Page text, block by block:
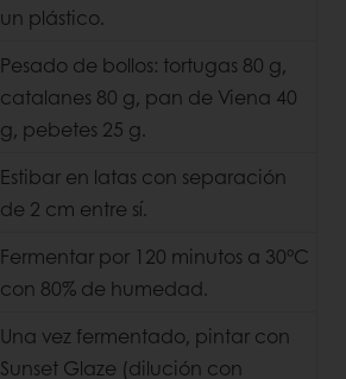
un plástico.
Pesado de bollos: tortugas 80 g,
catalanes 80 g, pan de Viena 40
g, pebetes 25 g.
Estibar en latas con separación
de 2 cm entre sí.
Fermentar por 120 minutos a 30°C
con 80% de humedad.
Una vez fermentado, pintar con
Sunset Glaze (dilución con